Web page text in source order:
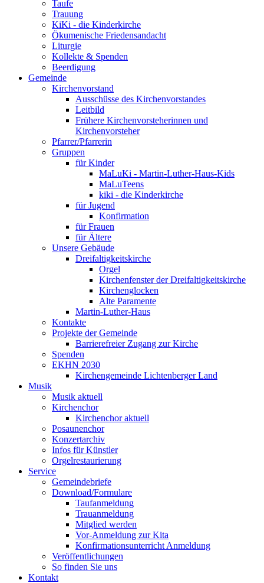
Taufe
Trauung
KiKi - die Kinderkirche
Ökumenische Friedensandacht
Liturgie
Kollekte & Spenden
Beerdigung
Gemeinde
Kirchenvorstand
Ausschüsse des Kirchenvorstandes
Leitbild
Frühere Kirchenvorsteherinnen und
Kirchenvorsteher
Pfarrer/Pfarrerin
Gruppen
für Kinder
MaLuKi - Martin-Luther-Haus-Kids
MaLuTeens
kiki - die Kinderkirche
für Jugend
Konfirmation
für Frauen
für Ältere
Unsere Gebäude
Dreifaltigkeitskirche
Orgel
Kirchenfenster der Dreifaltigkeitskirche
Kirchenglocken
Alte Paramente
Martin-Luther-Haus
Kontakte
Projekte der Gemeinde
Barrierefreier Zugang zur Kirche
Spenden
EKHN 2030
Kirchengemeinde Lichtenberger Land
Musik
Musik aktuell
Kirchenchor
Kirchenchor aktuell
Posaunenchor
Konzertarchiv
Infos für Künstler
Orgelrestaurierung
Service
Gemeindebriefe
Download/Formulare
Taufanmeldung
Trauanmeldung
Mitglied werden
Vor-Anmeldung zur Kita
Konfirmationsunterricht Anmeldung
Veröffentlichungen
So finden Sie uns
Kontakt